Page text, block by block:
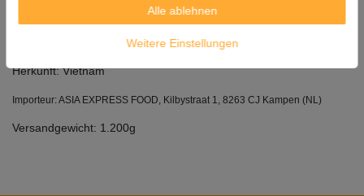
Herkunft: Vietnam
Importeur: ASIA EXPRESS FOOD, Kilbystraat 1, 8263 CJ Kampen (NL)
Versandgewicht: 1.200g
Alle ablehnen
Weitere Einstellungen